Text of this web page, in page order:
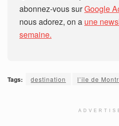
abonnez-vous surGoogle
nous adorez, on a une
semaine.
Tags: destination l’île de